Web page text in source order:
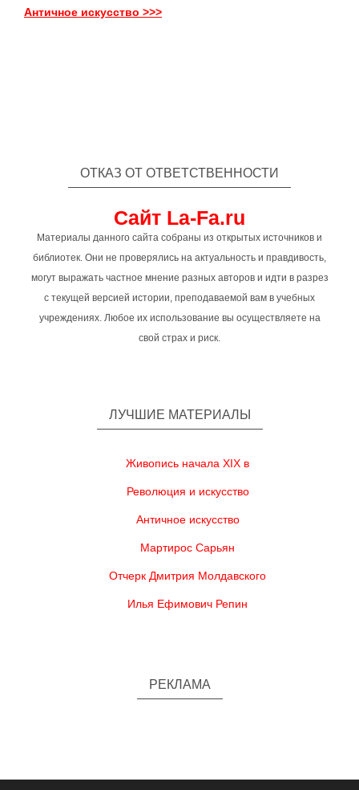
Античное искусство >>>
ОТКАЗ ОТ ОТВЕТСТВЕННОСТИ
Сайт La-Fa.ru
Материалы данного сайта собраны из открытых источников и
библиотек. Они не проверялись на актуальность и правдивость,
могут выражать частное мнение разных авторов и идти в разрез
с текущей версией истории, преподаваемой вам в учебных
учреждениях. Любое их использование вы осуществляете на
свой страх и риск.
ЛУЧШИЕ МАТЕРИАЛЫ
Живопись начала XIX в
Революция и искусство
Античное искусство
Мартирос Сарьян
Отчерк Дмитрия Молдавского
Илья Ефимович Репин
РЕКЛАМА